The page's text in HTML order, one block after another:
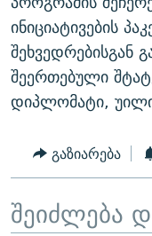
ПРИВЕТ ᲙᲣᲚᲢᲣᲠᲐ
ინიციატივების
შეხვედრებისგან
შეერთებული
დიპლომატი,
გაზიარება
შეიძლება